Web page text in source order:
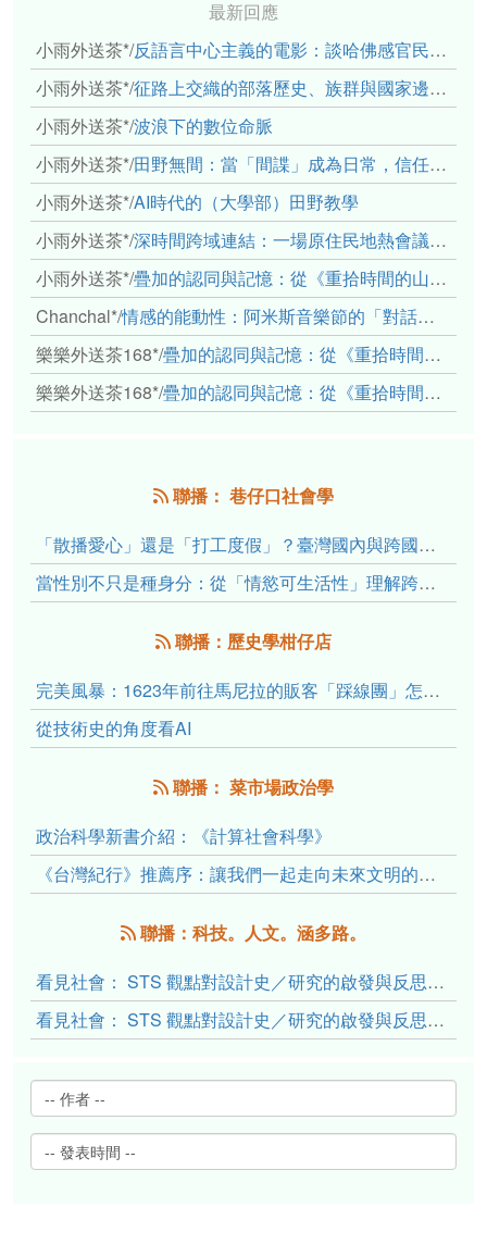
最新回應
小雨外送茶*/反語言中心主義的電影：談哈佛感官民族誌實驗室
小雨外送茶*/征路上交織的部落歷史、族群與國家邊界敘事： 《路有多長》、《高砂的翅膀》、《檔案／李光輝》
小雨外送茶*/波浪下的數位命脈
小雨外送茶*/田野無間：當「間諜」成為日常，信任角力下的情感伏流
小雨外送茶*/AI時代的（大學部）田野教學
小雨外送茶*/深時間跨域連結：一場原住民地熱會議的初步觀察
小雨外送茶*/疊加的認同與記憶：從《重拾時間的山語》探討「我們的」立場性(positionality)
Chanchal*/情感的能動性：阿米斯音樂節的「對話觀察」
樂樂外送茶168*/疊加的認同與記憶：從《重拾時間的山語》探討「我們的」立場性(positionality)
樂樂外送茶168*/疊加的認同與記憶：從《重拾時間的山語》探討「我們的」立場性(positionality)
聯播： 巷仔口社會學
「散播愛心」還是「打工度假」？臺灣國內與跨國捐卵的利他修辭、金錢動機與身體代價
當性別不只是種身分：從「情慾可生活性」理解跨性別者的身體、慾望與認同探索
聯播：歷史學柑仔店
完美風暴：1623年前往馬尼拉的販客「踩線團」怎麼會困死於澎湖?
從技術史的角度看AI
聯播： 菜市場政治學
政治科學新書介紹：《計算社會科學》
《台灣紀行》推薦序：讓我們一起走向未來文明的備忘錄
聯播：科技。人文。涵多路。
看見社會： STS 觀點對設計史／研究的啟發與反思（下）
看見社會： STS 觀點對設計史／研究的啟發與反思（上）